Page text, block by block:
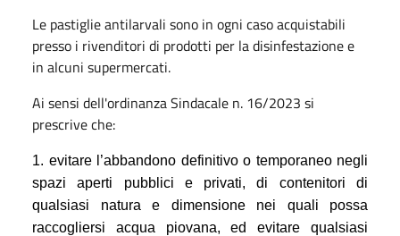
Le pastiglie antilarvali sono in ogni caso acquistabili
presso i rivenditori di prodotti per la disinfestazione e
in alcuni supermercati.
Ai sensi dell'ordinanza Sindacale n. 16/2023 si
prescrive che:
1. evitare l’abbandono definitivo o temporaneo negli
spazi aperti pubblici e privati, di contenitori di
qualsiasi natura e dimensione nei quali possa
raccogliersi acqua piovana, ed evitare qualsiasi